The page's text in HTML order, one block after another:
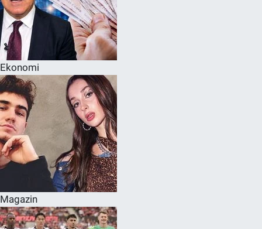
Ekonomi
Magazin